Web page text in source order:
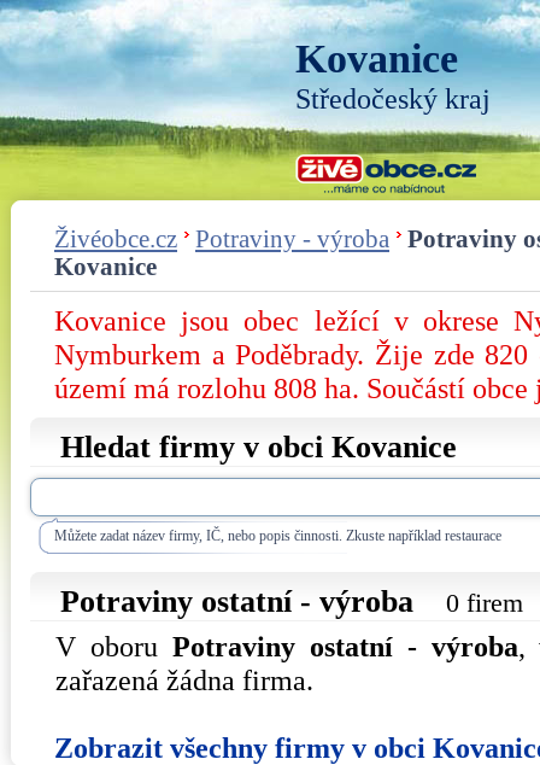
Kovanice
Středočeský kraj
Živéobce.cz Potraviny - výroba
Potraviny
Kovanice
Kovanice jsou obec ležící v okrese
Nymburkem a Poděbrady. Žije zde
území má rozlohu 808 ha. Součástí
Hledat firmy v obci Kovanice
Můžete zadat název firmy, IČ, nebo popis činnosti. Zkuste například restaurace
Potraviny ostatní - výroba 0 firem
V oboru Potraviny ostatní - výroba,
zařazená žádna firma.
Zobrazit všechny firmy v obci